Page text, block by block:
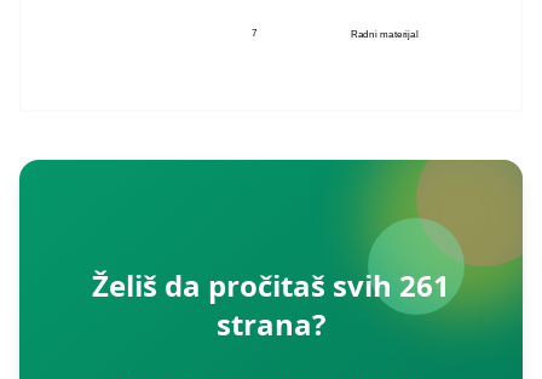
7 Radni materijal
Želiš da pročitaš svih 261
strana?